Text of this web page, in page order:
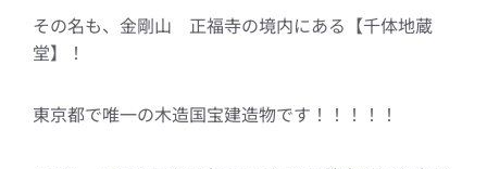
その名も、金剛山 正福寺の境内にある【千体地蔵
堂】！
東京都で唯一の木造国宝建造物です！！！！！